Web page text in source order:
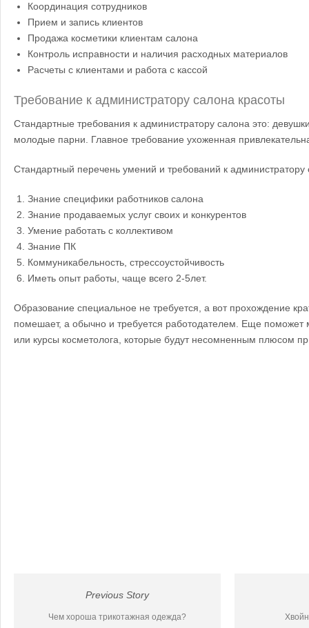
Координация сотрудников
Прием и запись клиентов
Продажа косметики клиентам салона
Контроль исправности и наличия расходных материалов
Расчеты с клиентами и работа с кассой
Требование к администратору салона красоты
Стандартные требования к администратору салона это:
молодые парни. Главное требование ухоженная
Стандартный перечень умений и требований к администратору
Знание специфики работников салона
Знание продаваемых услуг своих и конкурентов
Умение работать с коллективом
Знание ПК
Коммуникабельность, стрессоустойчивость
Иметь опыт работы, чаще всего 2-5лет.
Образование специальное не требуется, а вот прохождение
помешает, а обычно и требуется работодателем. Еще поможет
или курсы косметолога, которые будут несомненным плюсом
Previous Story
Чем хороша трикотажная одежда?